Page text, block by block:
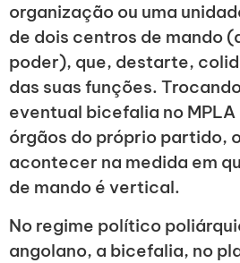
organização ou uma
de dois centros de mando
poder), que, destarte,
das suas funções.
eventual bicefalia no
órgãos do próprio partido,
acontecer na medida em
de mando é vertical.
No regime político
angolano, a bicefalia, no